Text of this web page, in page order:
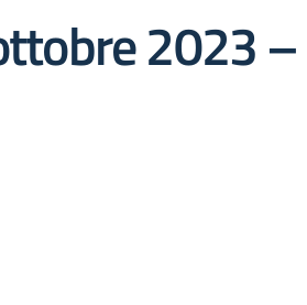
2023 –